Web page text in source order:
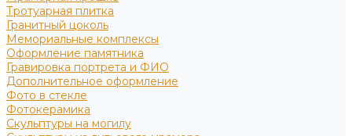
Тротуарная плитка
Гранитный цоколь
Мемориальные комплексы
Оформление памятника
Гравировка портрета и ФИО
Дополнительное оформление
Фото в стекле
Фотокерамика
Скульптуры на могилу